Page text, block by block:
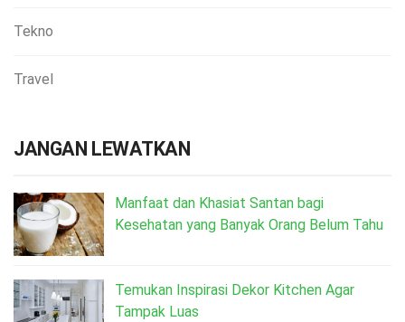
Tekno
Travel
JANGAN LEWATKAN
Manfaat dan Khasiat Santan bagi
Kesehatan yang Banyak Orang Belum Tahu
Temukan Inspirasi Dekor Kitchen Agar
Tampak Luas